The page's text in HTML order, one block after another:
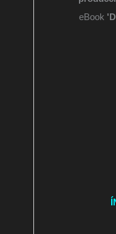
eBook